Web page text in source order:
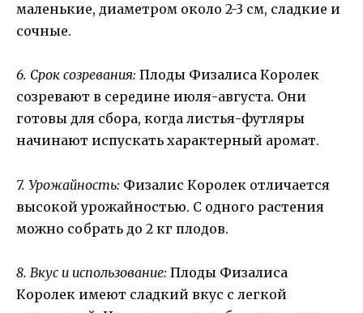
маленькие, диаметром около 2-3 см, сладкие и
сочные.
6. Срок созревания: Плоды Физалиса Королек
созревают в середине июля-августа. Они
готовы для сбора, когда листья-футляры
начинают испускать характерный аромат.
7. Урожайность: Физалис Королек отличается
высокой урожайностью. С одного растения
можно собрать до 2 кг плодов.
8. Вкус и использование: Плоды Физалиса
Королек имеют сладкий вкус с легкой